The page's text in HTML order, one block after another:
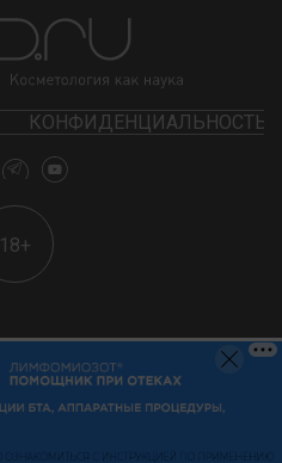
КОНФИДЕНЦИАЛЬНОСТЬ
18+